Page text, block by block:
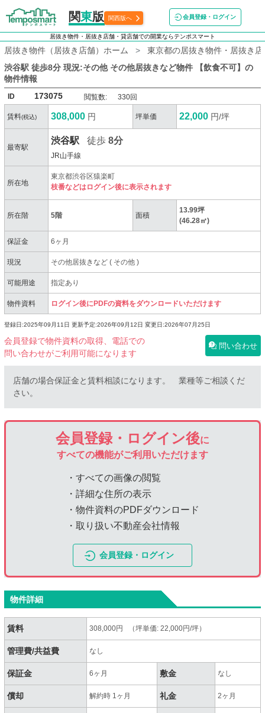
関東版 関西版へ 会員登録・ログイン
居抜き物件・居抜き店舗・貸店舗での開業ならテンポスマート
居抜き物件（居抜き店舗）ホーム
東京都の居抜き物件・居抜き
渋谷駅 徒歩8分 現況:その他 その他居抜きなど物件 【飲食不可】 の
物件情報
ID 173075 閲覧数: 330回
賃料(税込) 308,000 円 坪単価 22,000 円/坪
最寄駅
渋谷駅 徒歩8分
JR山手線
所在地
東京都渋谷区猿楽町
枝番などはログイン後に表示されます
所在階 5階 面積
13.99坪
(46.28㎡)
保証金 6ヶ月
現況 その他居抜きなど( その他)
可能用途 指定あり
物件資料 ログイン後にPDFの資料をダウンロードいただけます
登録日:2025年09月11日 更新予定:2026年09月12日 変更日:2026年07月25日
会員登録で物件資料の取得、電話での
問い合わせがご利用可能になります
問い合わせ
店舗の場合保証金と賃料相談になります。 業種等ご相談くだ
さい。
会員登録・ログイン後に
すべての機能がご利用いただけます
・すべての画像の閲覧
・詳細な住所の表示
・物件資料のPDFダウンロード
・取り扱い不動産会社情報
会員登録・ログイン
物件詳細
賃料 308,000円 （坪単価: 22,000円/坪）
管理費/共益費 なし
保証金 6ヶ月 敷金 なし
償却 解約時 1ヶ月 礼金 2ヶ月